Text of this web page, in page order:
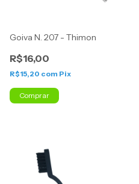
Goiva N. 207 - Thimon
R$16,00
R$15,20 com Pix
Comprar